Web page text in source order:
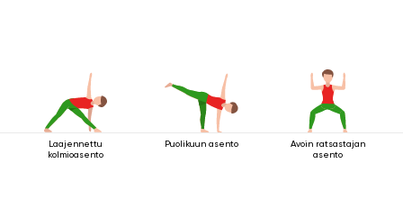
Laajennettu
kolmioasento
Puolikuun asento
Avoin ratsastajan
asento